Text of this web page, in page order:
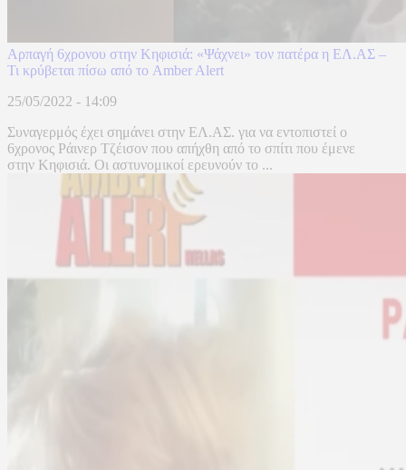
Αρπαγή 6χρονου στην Κηφισιά: «Ψάχνει» τον πατέρα η ΕΛ.ΑΣ –
Τι κρύβεται πίσω από το Amber Alert
25/05/2022 - 14:09
Συναγερμός έχει σημάνει στην ΕΛ.ΑΣ. για να εντοπιστεί ο
6χρονος Ράινερ Τζέισον που απήχθη από το σπίτι που έμενε
στην Κηφισιά. Οι αστυνομικοί ερευνούν το ...